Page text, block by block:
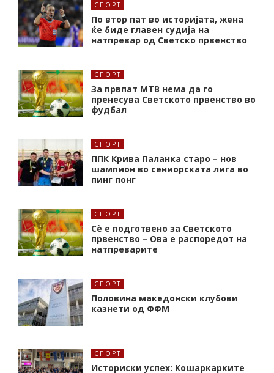
СПОРТ
По втор пат во историјата, жена
ќе биде главен судија на
натпревар од Светско првенство
СПОРТ
За првпат МТВ нема да го
пренесува Светското првенство во
фудбал
СПОРТ
ППК Крива Паланка старо – нов
шампион во сениорската лига во
пинг понг
СПОРТ
Сè е подготвено за Светското
првенство – Ова е распоредот на
натпреварите
СПОРТ
Половина македонски клубови
казнети од ФФМ
СПОРТ
Историски успех: Кошаркарките